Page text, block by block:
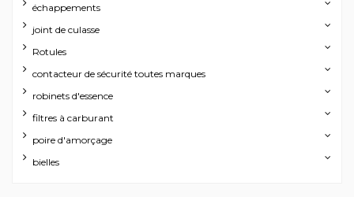
échappements
joint de culasse
Rotules
contacteur de sécurité toutes marques
robinets d'essence
filtres à carburant
poire d'amorçage
bielles